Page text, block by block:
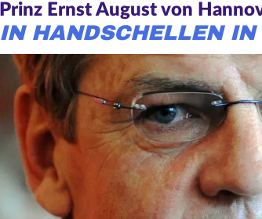
Prinz Ernst August von
IN HANDSCHELLEN